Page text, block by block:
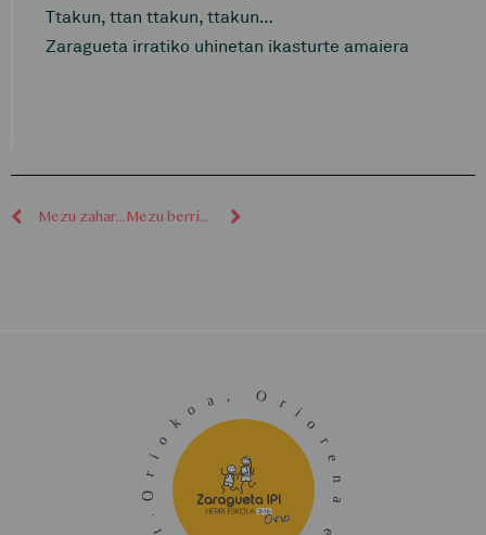
Ttakun, ttan ttakun, ttakun…
Zaragueta irratiko uhinetan ikasturte amaiera
Mezu zaharragoak Mezu berriagoak